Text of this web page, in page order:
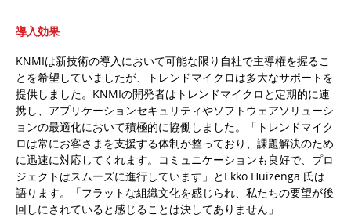
導入効果
KNMIは新技術の導入において可能な限り自社で主導権を握るこ
とを希望していましたが、トレンドマイクロは多大なサポートを
提供しました。KNMIの開発者はトレンドマイクロと定期的に連
携し、アプリケーションセキュリティやソフトウェアソリューシ
ョンの最適化において積極的に協働しました。「トレンドマイク
ロは常にお客さまを支援する体制が整っており、課題解決のため
に迅速に対応してくれます。コミュニケーションも良好で、プロ
ジェクトはスムーズに進行しています」とEkko Huizenga 氏は
語ります。「フラットな組織文化を感じられ、私たちの要望が後
回しにされていると感じることは決してありません」